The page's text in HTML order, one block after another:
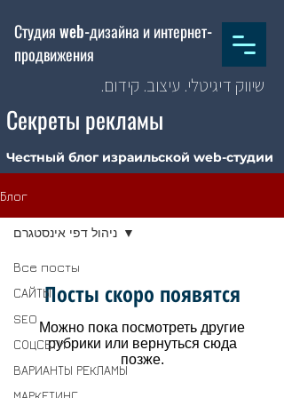
Студия web-дизайна и интернет-
продвижения
שיווק דיגיטלי. עיצוב. קידום.
Секреты рекламы
Честный блог израильской web-студии
Блог
Все посты
САЙТЫ
SEO
СОЦСЕТИ
ВАРИАНТЫ РЕКЛАМЫ
ניהול דפי אינסטגרם
Посты скоро появятся
Можно пока посмотреть другие
рубрики или вернуться сюда
позже.